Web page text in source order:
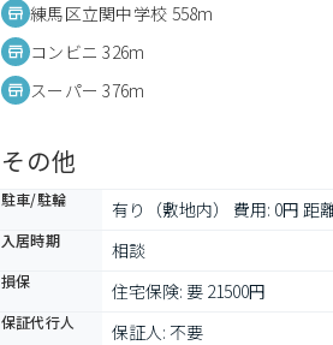
練馬区立関中学校 558m
コンビニ 326m
スーパー 376m
その他
駐車/駐輪 有り（敷地内） 費用: 0円 距
入居時期 相談
損保 住宅保険: 要 21500円
保証代行人 保証人: 不要